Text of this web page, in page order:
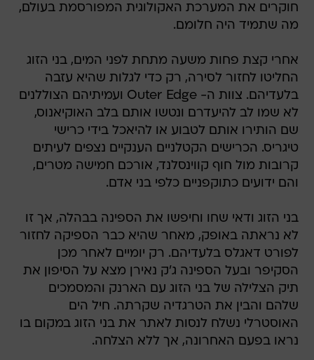
חוקרים את המערכת האקולוגית המפורסמת בעולם,
מה שתמיד היה חלומם.
אחרי קצת פחות משעה מתחת לפני המים, בני הזוג
החליטו לחזור לסירה, רק כדי לגלות שהיא עזבה
בלעדיהם. צוות ה- Outer Edge ועמיתיהם הצוללנים
לא שמו לב להיעדרם ונטשו אותם בלב האוקיאנוס,
שם הותירו אותם לטבוע או להיאכל בידי כרישי
טיגריס. הכרישים הקטלניים הענקיים נצפים לעיתים
קרובות מול חוף קווינסלנד, אורכם חמישה מטרים,
והם ידועים כתוקפניים כלפי בני אדם.
בני הזוג ודאי שחו וחיפשו את הספינה בבהלה, אך זו
לא נראתה באופק, מאחר שהיא כבר הספיקה לחזור
לפורט דאגלס בלעדיהם. רק יומיים לאחר מכן
הסקיפר ובעל הספינה ג'ק נאירן מצא על הסיפון את
תיק הצלילה של בני הזוג עם הארנק והמסמכים
שלהם והבין את הטרגדיה שקרתה. חיל הים
האוסטרלי נשלח לנסות לאתר את בני הזוג במקום בו
נראו בפעם האחרונה, אך ללא הצלחה.